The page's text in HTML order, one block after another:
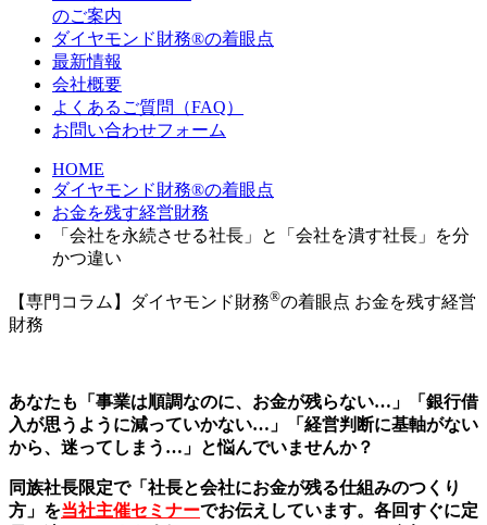
のご案内
ダイヤモンド財務®の着眼点
最新情報
会社概要
よくあるご質問（FAQ）
お問い合わせフォーム
HOME
ダイヤモンド財務®の着眼点
お金を残す経営財務
「会社を永続させる社長」と「会社を潰す社長」を分
かつ違い
【専門コラム】ダイヤモンド財務®の着眼点 お金を残す経営
財務
あなたも「事業は順調なのに、お金が残らない…」「銀行借
入が思うように減っていかない…」「経営判断に基軸がない
から、迷ってしまう…」と悩んでいませんか？
同族社長限定で「社長と会社にお金が残る仕組みのつくり
方」を当社主催セミナーでお伝えしています。各回すぐに定